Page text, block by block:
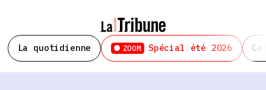
La quotidienne ZOOM Spécial été 2026